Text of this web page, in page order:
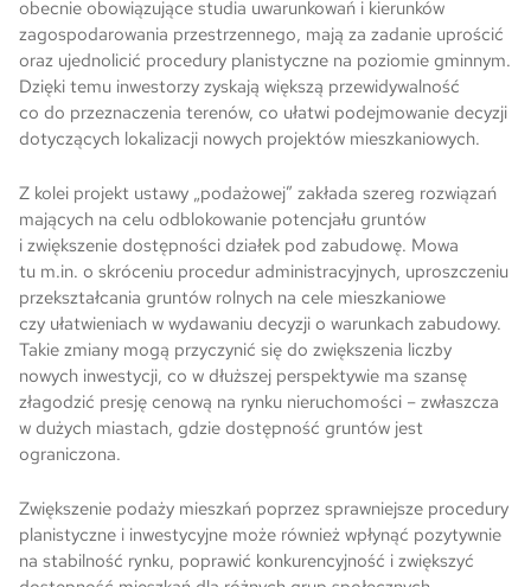
obecnie obowiązujące studia uwarunkowań i kierunków
zagospodarowania przestrzennego, mają za zadanie uprościć
oraz ujednolicić procedury planistyczne na poziomie gminnym.
Dzięki temu inwestorzy zyskają większą przewidywalność
co do przeznaczenia terenów, co ułatwi podejmowanie decyzji
dotyczących lokalizacji nowych projektów mieszkaniowych.
Z kolei projekt ustawy „podażowej” zakłada szereg rozwiązań
mających na celu odblokowanie potencjału gruntów
i zwiększenie dostępności działek pod zabudowę. Mowa
tu m.in. o skróceniu procedur administracyjnych, uproszczeniu
przekształcania gruntów rolnych na cele mieszkaniowe
czy ułatwieniach w wydawaniu decyzji o warunkach zabudowy.
Takie zmiany mogą przyczynić się do zwiększenia liczby
nowych inwestycji, co w dłuższej perspektywie ma szansę
złagodzić presję cenową na rynku nieruchomości – zwłaszcza
w dużych miastach, gdzie dostępność gruntów jest
ograniczona.
Zwiększenie podaży mieszkań poprzez sprawniejsze procedury
planistyczne i inwestycyjne może również wpłynąć pozytywnie
na stabilność rynku, poprawić konkurencyjność i zwiększyć